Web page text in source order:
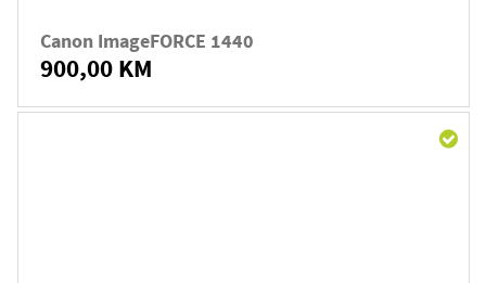
Canon ImageFORCE 1440
900,00 KM